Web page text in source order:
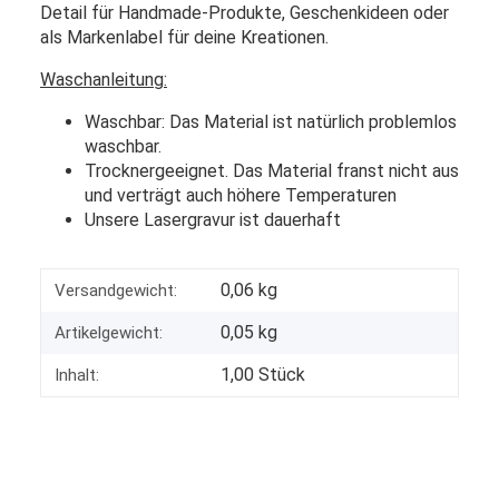
Detail für Handmade-Produkte, Geschenkideen oder
als Markenlabel für deine Kreationen.
Waschanleitung:
Waschbar: Das Material ist natürlich problemlos
waschbar.
Trocknergeeignet. Das Material franst nicht aus
und verträgt auch höhere Temperaturen
Unsere Lasergravur ist dauerhaft
Versandgewicht: 0,06 kg
Artikelgewicht: 0,05 kg
Inhalt: 1,00 Stück